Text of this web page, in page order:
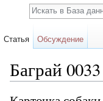
Баграй 0033
Статья Обсуждение
Поиск